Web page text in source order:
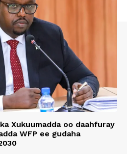
Xukuumadda oo daahfuray
WFP ee gudaha